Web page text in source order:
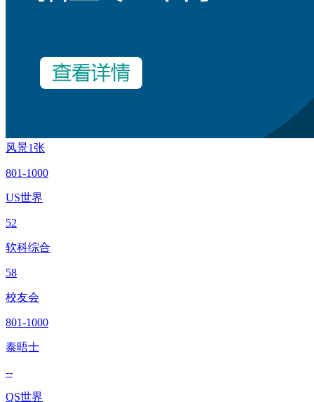
风景1张
801-1000
US世界
52
软科综合
58
校友会
801-1000
泰晤士
--
QS世界